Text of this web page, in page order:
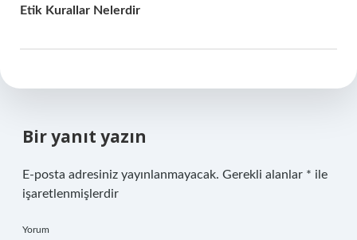
Etik Kurallar Nelerdir
Bir yanıt yazın
E-posta adresiniz yayınlanmayacak. Gerekli alanlar * ile
işaretlenmişlerdir
Yorum